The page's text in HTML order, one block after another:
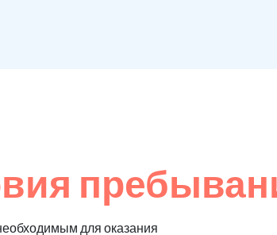
для оказания